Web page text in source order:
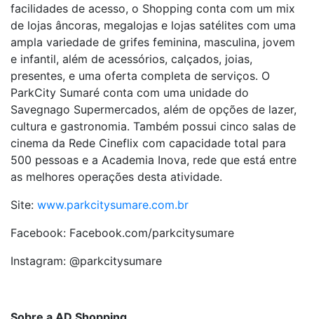
facilidades de acesso, o Shopping conta com um mix
de lojas âncoras, megalojas e lojas satélites com uma
ampla variedade de grifes feminina, masculina, jovem
e infantil, além de acessórios, calçados, joias,
presentes, e uma oferta completa de serviços. O
ParkCity Sumaré conta com uma unidade do
Savegnago Supermercados, além de opções de lazer,
cultura e gastronomia. Também possui cinco salas de
cinema da Rede Cineflix com capacidade total para
500 pessoas e a Academia Inova, rede que está entre
as melhores operações desta atividade.
Site: www.parkcitysumare.com.br
Facebook: Facebook.com/parkcitysumare
Instagram: @parkcitysumare